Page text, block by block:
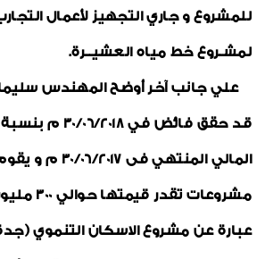
للمشروع و جاري التجهيز لأعمال
لمشـروع خط مياه العشيــرة.
علي جانب آخر أوضح المهندس
المالي المنتهي فى
مشروعات
عبارة عن مشروع الاسكان التنموي